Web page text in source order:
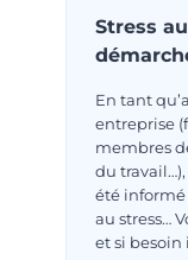
Stress
En tant
entreprise
membres
du
été informé
au stress…
et si